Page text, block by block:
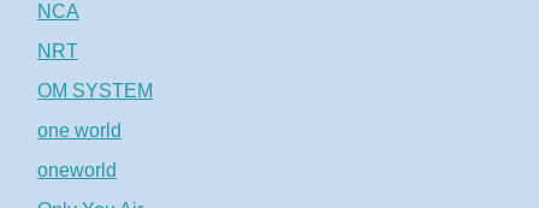
NCA
NRT
OM SYSTEM
one world
oneworld